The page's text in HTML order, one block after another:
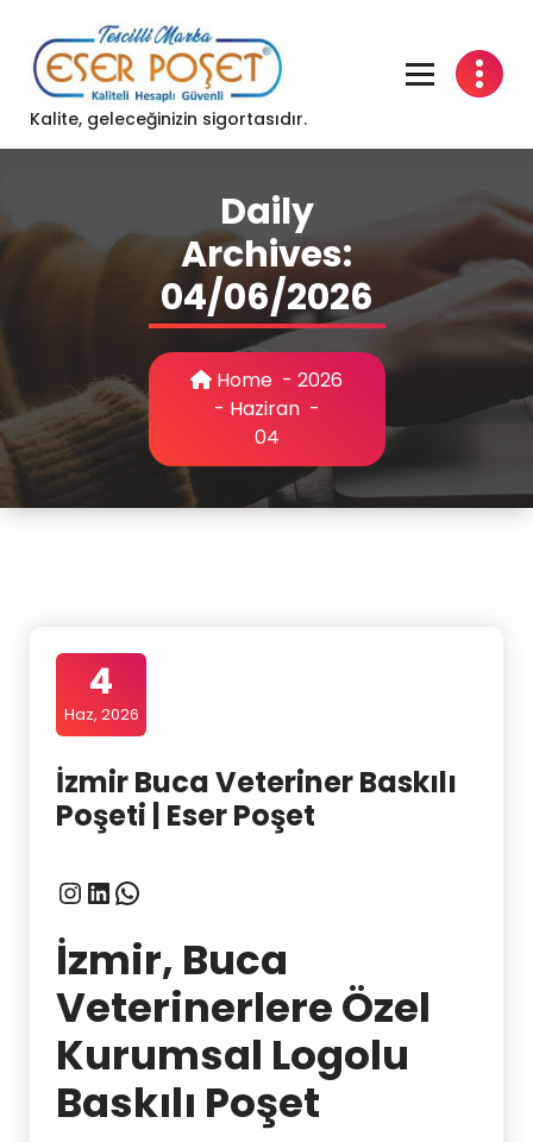
content
Kalite, geleceğinizin sigortasıdır.
Daily
Archives:
04/06/2026
Home - 2026
- Haziran-
04
4
Haz, 2026
İzmir Buca Veteriner Baskılı
Poşeti | Eser Poşet
Instagram
LinkedIn
WhatsApp
İzmir, Buca
Veterinerlere Özel
Kurumsal Logolu
Baskılı Poşet